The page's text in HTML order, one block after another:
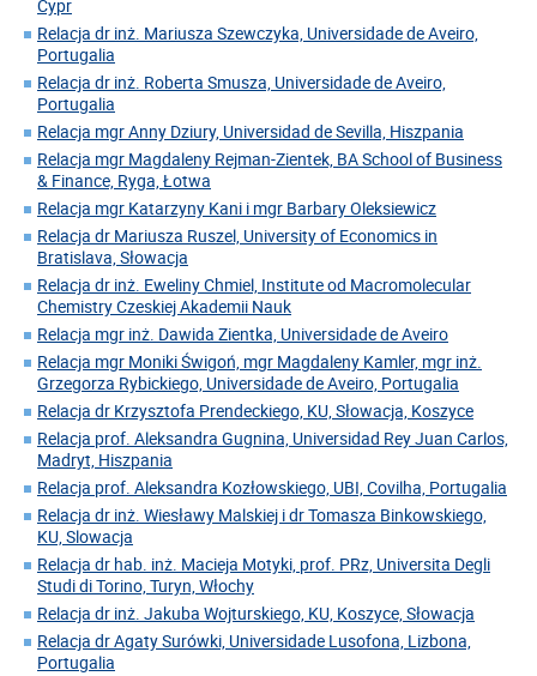
Cypr
Relacja dr inż. Mariusza Szewczyka, Universidade de Aveiro,
Portugalia
Relacja dr inż. Roberta Smusza, Universidade de Aveiro,
Portugalia
Relacja mgr Anny Dziury, Universidad de Sevilla, Hiszpania
Relacja mgr Magdaleny Rejman-Zientek, BA School of Business
& Finance, Ryga, Łotwa
Relacja mgr Katarzyny Kani i mgr Barbary Oleksiewicz
Relacja dr Mariusza Ruszel, University of Economics in
Bratislava, Słowacja
Relacja dr inż. Eweliny Chmiel, Institute od Macromolecular
Chemistry Czeskiej Akademii Nauk
Relacja mgr inż. Dawida Zientka, Universidade de Aveiro
Relacja mgr Moniki Świgoń, mgr Magdaleny Kamler, mgr inż.
Grzegorza Rybickiego, Universidade de Aveiro, Portugalia
Relacja dr Krzysztofa Prendeckiego, KU, Słowacja, Koszyce
Relacja prof. Aleksandra Gugnina, Universidad Rey Juan Carlos,
Madryt, Hiszpania
Relacja prof. Aleksandra Kozłowskiego, UBI, Covilha, Portugalia
Relacja dr inż. Wiesławy Malskiej i dr Tomasza Binkowskiego,
KU, Slowacja
Relacja dr hab. inż. Macieja Motyki, prof. PRz, Universita Degli
Studi di Torino, Turyn, Włochy
Relacja dr inż. Jakuba Wojturskiego, KU, Koszyce, Słowacja
Relacja dr Agaty Surówki, Universidade Lusofona, Lizbona,
Portugalia